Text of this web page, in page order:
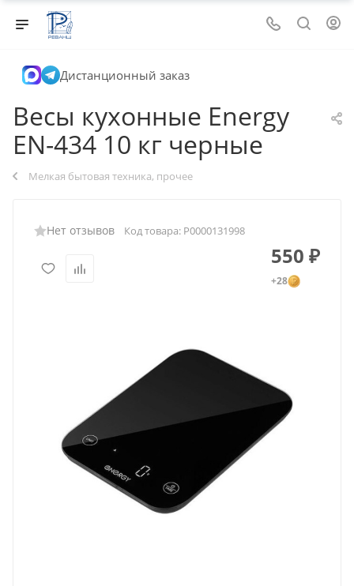
Дистанционный заказ
Весы кухонные Energy
EN-434 10 кг черные
Мелкая бытовая техника, прочее
Нет отзывов Код товара: Р0000131998
550 ₽
+28